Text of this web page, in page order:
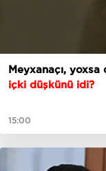
Meyxanaçı, yoxsa
içki düşkünü idi?
15:00